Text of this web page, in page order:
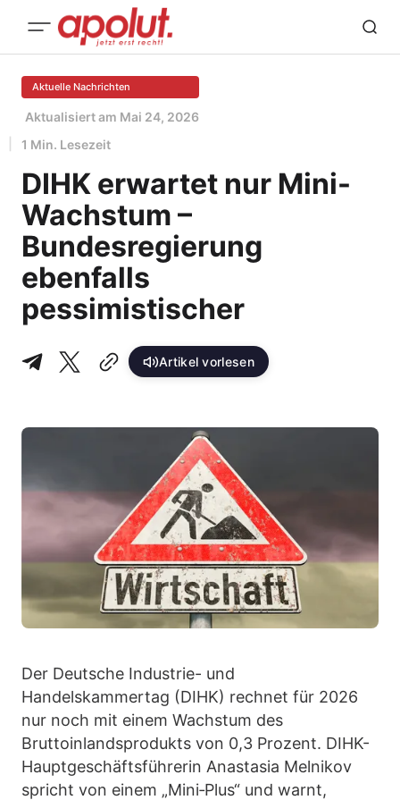
Aktuelle Nachrichten
Aktualisiert am Mai 24, 2026
1 Min. Lesezeit
DIHK erwartet nur Mini-
Wachstum –
Bundesregierung
ebenfalls
pessimistischer
Artikel vorlesen
Der Deutsche Industrie- und
Handelskammertag (DIHK) rechnet für 2026
nur noch mit einem Wachstum des
Bruttoinlandsprodukts von 0,3 Prozent. DIHK-
Hauptgeschäftsführerin Anastasia Melnikov
spricht von einem „Mini‑Plus“ und warnt,